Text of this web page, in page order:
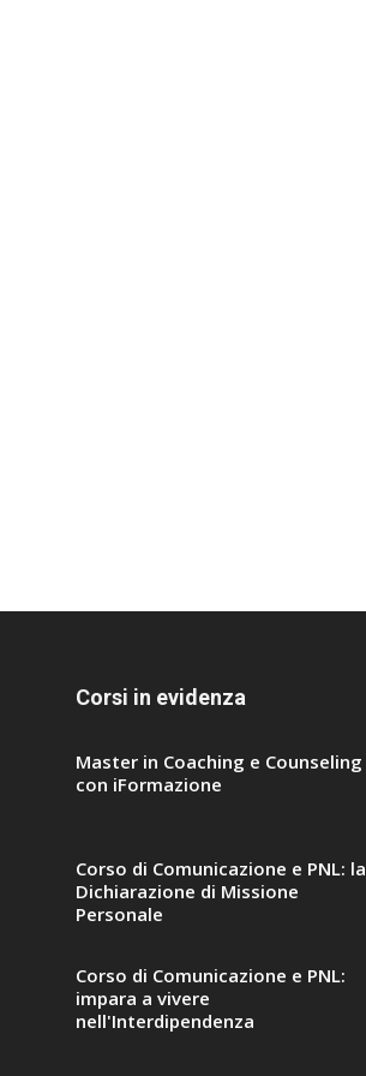
Corsi in evidenza
Master in Coaching e Counseling
con iFormazione
Corso di Comunicazione e PNL: la
Dichiarazione di Missione
Personale
Corso di Comunicazione e PNL:
impara a vivere
nell'Interdipendenza